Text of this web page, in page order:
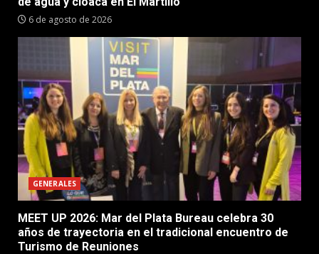
6 de agosto de 2026
GENERALES
MEET UP 2026: Mar del Plata Bureau celebra 30
años de trayectoria en el tradicional encuentro de
Turismo de Reuniones